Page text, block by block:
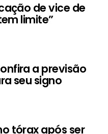
de vice de
limite”
a previsão
seu signo
tórax após ser